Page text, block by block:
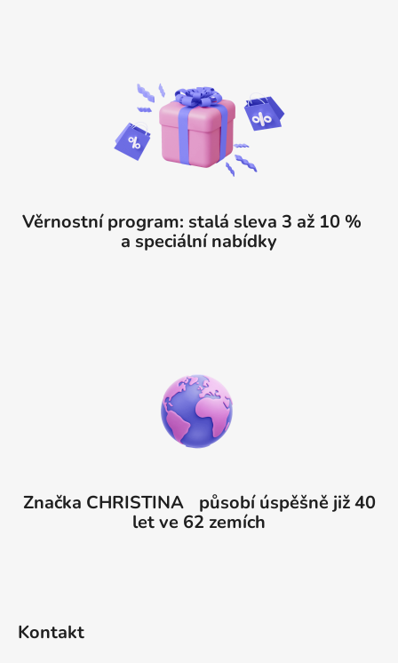
Věrnostní program: stalá sleva 3 až 10 %
a speciální nabídky
Značka CHRISTINA působí úspěšně již 40
let ve 62 zemích
Kontakt